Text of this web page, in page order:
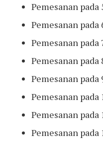
Pemesanan
Pemesanan
Pemesanan
Pemesanan
Pemesanan
Pemesanan
Pemesanan
Pemesanan